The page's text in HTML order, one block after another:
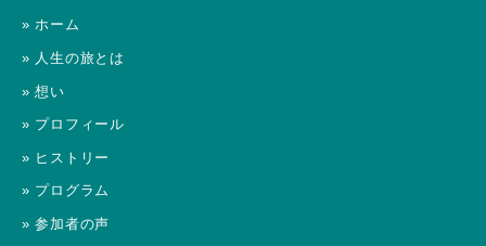
» ホーム
» 人生の旅とは
» 想い
» プロフィール
» ヒストリー
» プログラム
» 参加者の声